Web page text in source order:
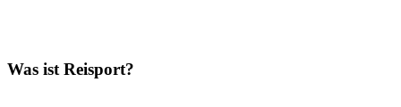
Was ist Reisport?